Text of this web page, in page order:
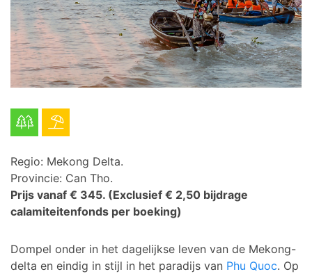
Regio: Mekong Delta.
Provincie: Can Tho.
Prijs vanaf € 345. (Exclusief € 2,50 bijdrage
calamiteitenfonds per boeking)
Dompel onder in het dagelijkse leven van de Mekong-
delta en eindig in stijl in het paradijs van Phu Quoc. Op